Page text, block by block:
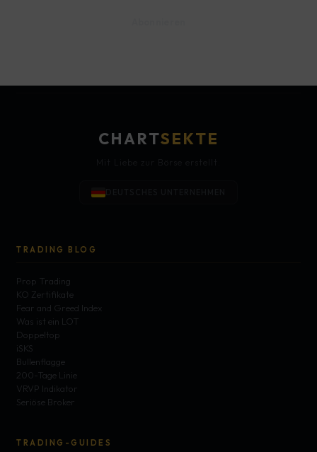
CHARTSEKTE
TRADING BLOG
Prop Trading
KO Zertifikate
Fear and Greed Index
Was ist ein LOT
Doppeltop
iSKS
Bullenflagge
200-Tage Linie
VRVP Indikator
Seriöse Broker
TRADING-GUIDES